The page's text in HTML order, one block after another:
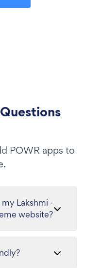
POWR apps to
Lakshmi -
website?